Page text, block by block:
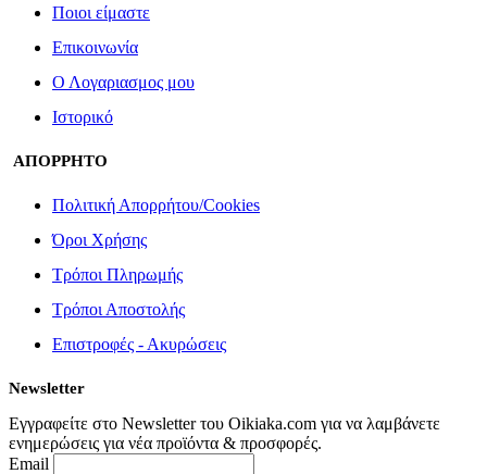
Ποιοι είμαστε
Επικοινωνία
Ο Λογαριασμος μου
Ιστορικό
ΑΠΟΡΡΗΤΟ
Πολιτική Απορρήτου/Cookies
Όροι Χρήσης
Τρόποι Πληρωμής
Τρόποι Αποστολής
Επιστροφές - Ακυρώσεις
Newsletter
Εγγραφείτε στο Newsletter του Oikiaka.com για να λαμβάνετε
ενημερώσεις για νέα προϊόντα & προσφορές.
Email